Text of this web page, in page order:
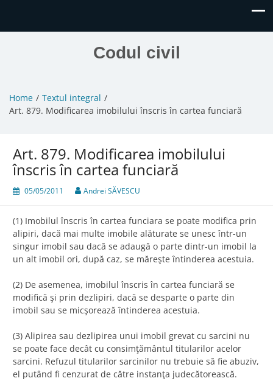
Codul civil
Home
Textul integral
Art. 879. Modificarea imobilului înscris în cartea funciară
Art. 879. Modificarea imobilului
înscris în cartea funciară
05/05/2011 Andrei SĂVESCU
(1) Imobilul înscris în cartea funciara se poate modifica prin
alipiri, dacă mai multe imobile alăturate se unesc într-un
singur imobil sau dacă se adaugă o parte dintr-un imobil la
un alt imobil ori, după caz, se măreşte întinderea acestuia.
(2) De asemenea, imobilul înscris în cartea funciară se
modifică şi prin dezlipiri, dacă se desparte o parte din
imobil sau se micşorează întinderea acestuia.
(3) Alipirea sau dezlipirea unui imobil grevat cu sarcini nu
se poate face decât cu consimţământul titularilor acelor
sarcini. Refuzul titularilor sarcinilor nu trebuie să fie abuziv,
el putând fi cenzurat de către instanţa judecătorească.